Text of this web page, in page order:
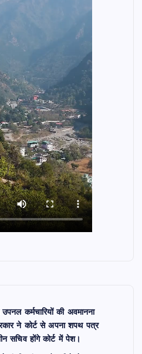
कर्मचारियों की अवमानना
ने कोर्ट से अपना शपथ पत्र
सचिव होंगे कोर्ट में पेश।